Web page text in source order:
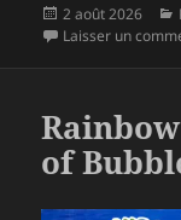
Publié
le
2 août 2026
Laisser un
of